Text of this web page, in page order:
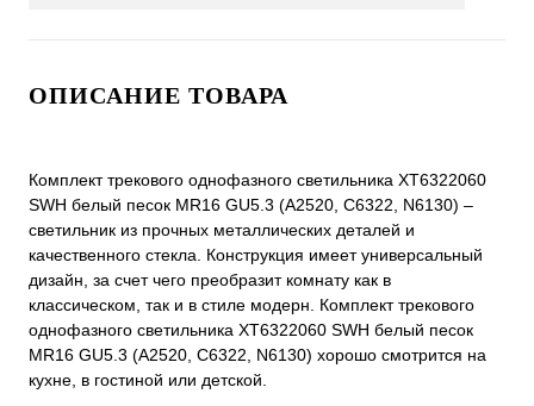
ОПИСАНИЕ ТОВАРА
Комплект трекового однофазного светильника XT6322060
SWH белый песок MR16 GU5.3 (A2520, C6322, N6130) –
светильник из прочных металлических деталей и
качественного стекла. Конструкция имеет универсальный
дизайн, за счет чего преобразит комнату как в
классическом, так и в стиле модерн. Комплект трекового
однофазного светильника XT6322060 SWH белый песок
MR16 GU5.3 (A2520, C6322, N6130) хорошо смотрится на
кухне, в гостиной или детской.